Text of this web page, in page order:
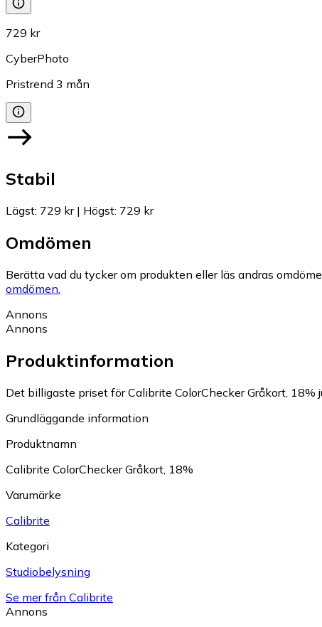
729 kr
CyberPhoto
Pristrend 3 mån
Stabil
Lägst: 729 kr| Högst: 729 kr
Omdömen
Berätta vad du tycker om produkten eller läs andras
omdömen.
Annons
Annons
Produktinformation
Det billigaste priset för Calibrite ColorChecker Gråkort, 18%
Grundläggande information
Produktnamn
Calibrite ColorChecker Gråkort, 18%
Varumärke
Calibrite
Kategori
Studiobelysning
Se mer från Calibrite
Annons